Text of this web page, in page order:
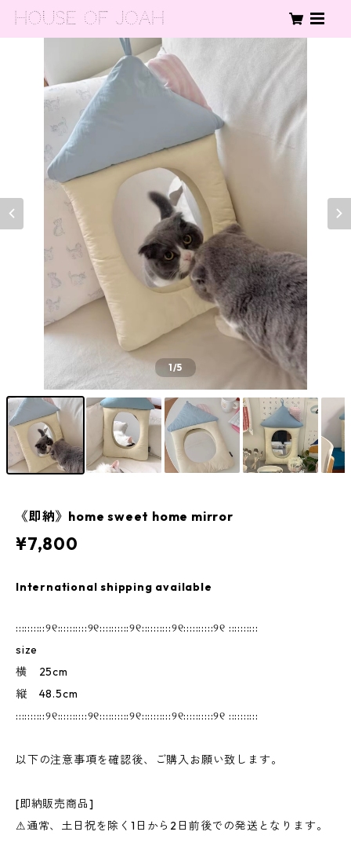
1/5
《即納》home sweet home mirror
¥7,800
International shipping available
::::::::::୨୧::::::::::୨୧::::::::::୨୧::::::::::୨୧::::::::::୨୧ ::::::::::
size
横 25cm
縦 48.5cm
::::::::::୨୧::::::::::୨୧::::::::::୨୧::::::::::୨୧::::::::::୨୧ ::::::::::
以下の注意事項を確認後、ご購入お願い致します。
[即納販売商品]
⚠︎通常、土日祝を除く1日から2日前後での発送となります。